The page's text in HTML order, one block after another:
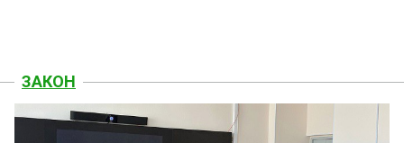
ЗАКОН